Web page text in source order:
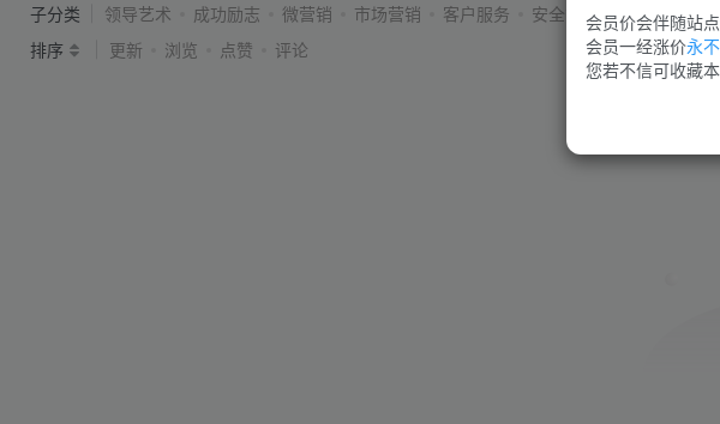
子分类
领导艺术 成功励志 微营销 市场营销 客户服务 安全管理 团队管理
排序
更新 浏览 点赞 评论
会员价会伴随站
会员一经涨价永
您若不信可收藏